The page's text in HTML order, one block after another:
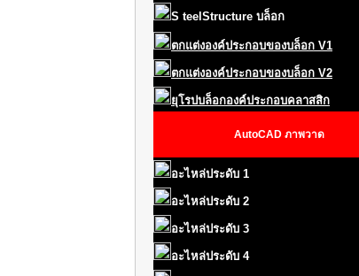
S teel Structure บล็อก
ตกแต่งองค์ประกอบของบล็อก V1
ตกแต่งองค์ประกอบของบล็อก V2
ยุโรปบล็อกองค์ประกอบคลาสสิก
AutoCAD ภาพวาด
อะไหล่ประดับ 1
อะไหล่ประดับ 2
อะไหล่ประดับ 3
อะไหล่ประดับ 4